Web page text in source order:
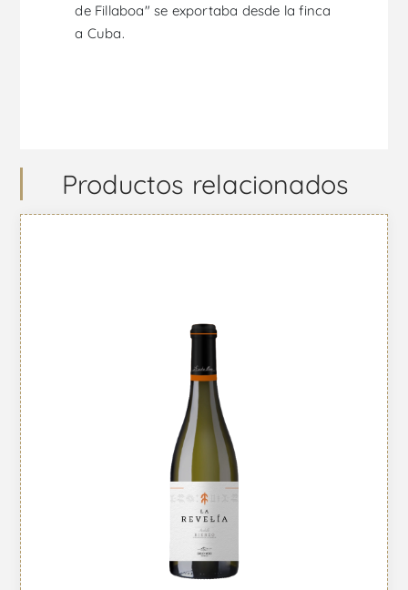
de Fillaboa" se exportaba desde la finca
a Cuba.
Productos relacionados